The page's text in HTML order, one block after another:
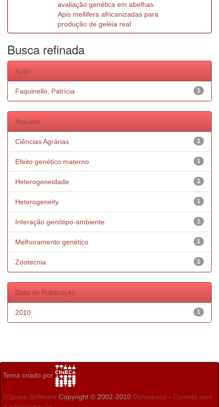
avaliação genética em abelhas
Apis mellifera africanizadas para
produção de geléia real
Busca refinada
Autor
1
Faquinello, Patrícia
Assunto
1
Ciências Agrárias
1
Efeito genético materno
1
Heterogeneidade
1
Heterogeneity
1
Interação genótipo-ambiente
1
Melhoramento genético
1
Zootecnia
Data de Publicação
1
2010
Tema criado por
DSpace Software Copyright © 2002-2010 Duraspace - Contato com